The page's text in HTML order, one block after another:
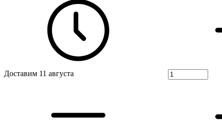
Доставим 11 августа